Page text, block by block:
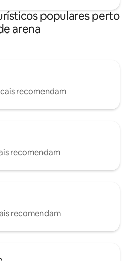
populares perto
arena
recomendam
recomendam
recomendam